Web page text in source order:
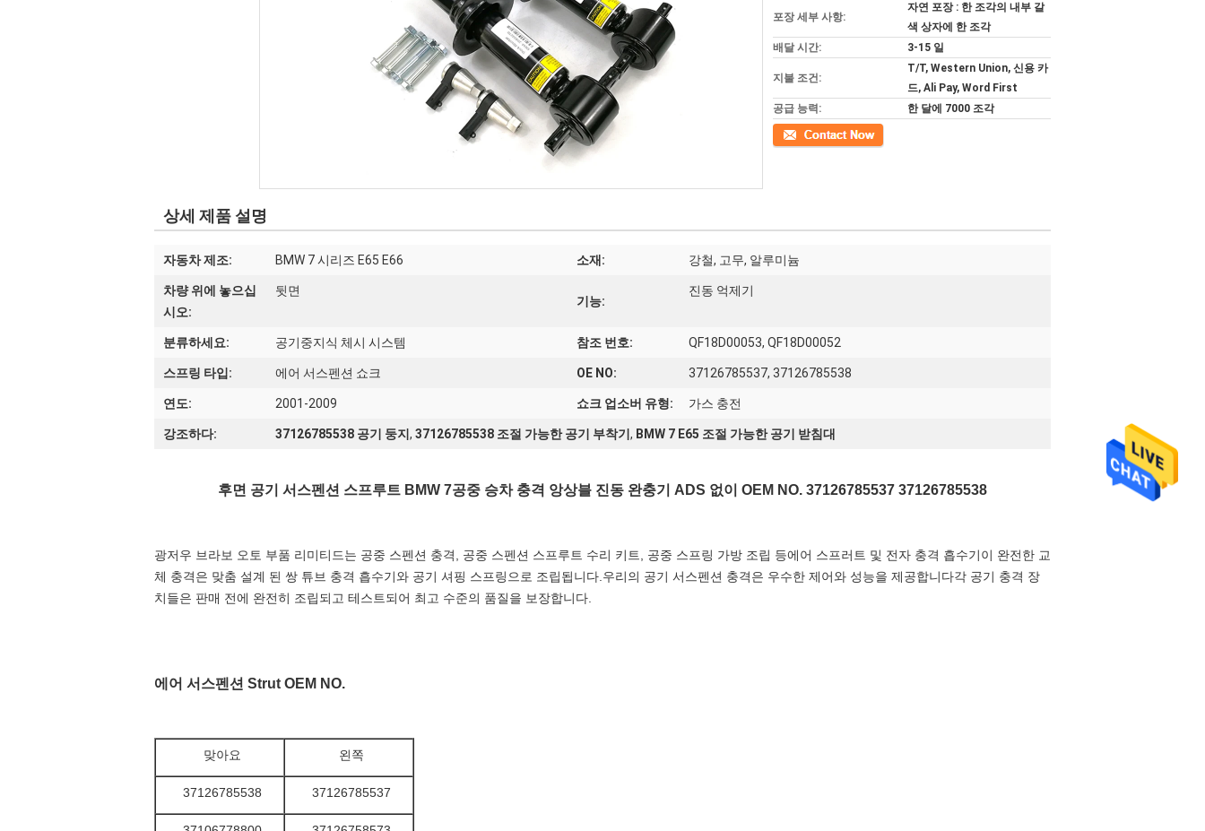
포장 세부 사항:
자연 포장 : 한 조각의 내부 갈
색 상자에 한 조각
배달 시간:
3-15 일
지불 조건:
T/T, Western Union, 신용 카
드, Ali Pay, Word First
공급 능력:
한 달에 7000 조각
접촉
상세 제품 설명
자동차 제조: BMW 7 시리즈 E65 E66 소재: 강철, 고무, 알루미늄
차량 위에 놓으십
시오:
뒷면
기능:
진동 억제기
분류하세요: 공기중지식 체시 시스템 참조 번호: QF18D00053, QF18D00052
스프링 타입: 에어 서스펜션 쇼크 OE NO: 37126785537, 37126785538
연도: 2001-2009 쇼크 업소버 유형: 가스 충전
강조하다: 37126785538 공기 둥지 , 37126785538 조절 가능한 공기 부착기 , BMW 7 E65 조절 가능한 공기 받침대
후면 공기 서스펜션 스프루트 BMW 7공중 승차 충격 앙상블 진동 완충기 ADS 없이 OEM NO. 37126785537 37126785538
광저우 브라보 오토 부품 리미티드는 공중 스펜션 충격, 공중 스펜션 스프루트 수리 키트, 공중 스프링 가방 조립 등에어 스프러트 및 전자 충격 흡수기이 완전한 교
체 충격은 맞춤 설계 된 쌍 튜브 충격 흡수기와 공기 셔핑 스프링으로 조립됩니다.우리의 공기 서스펜션 충격은 우수한 제어와 성능을 제공합니다각 공기 충격 장
치들은 판매 전에 완전히 조립되고 테스트되어 최고 수준의 품질을 보장합니다.
에어 서스펜션 Strut OEM NO.
맞아요 왼쪽
37126785538 37126785537